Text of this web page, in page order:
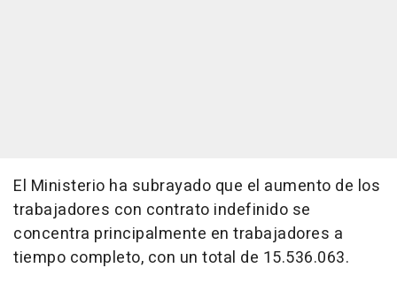
El Ministerio ha subrayado que el aumento de los
trabajadores con contrato indefinido se
concentra principalmente en trabajadores a
tiempo completo, con un total de 15.536.063.